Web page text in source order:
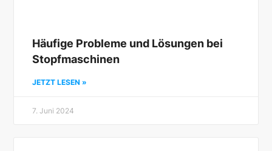
Häufige Probleme und Lösungen bei
Stopfmaschinen
JETZT LESEN »
7. Juni 2024